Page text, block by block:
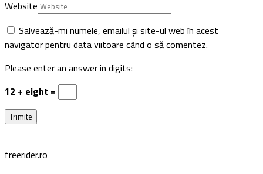
Website
Salvează-mi numele, emailul și site-ul web în acest
navigator pentru data viitoare când o să comentez.
Please enter an answer in digits:
12 + eight =
freerider.ro